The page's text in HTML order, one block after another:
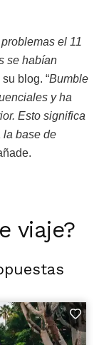
el 11
se habían
blog. “Bumble
y ha
Esto significa
la base de
viaje?